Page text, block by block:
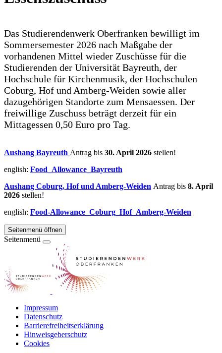
Das Studierendenwerk Oberfranken bewilligt im
Sommersemester 2026 nach Maßgabe der
vorhandenen Mittel wieder Zuschüsse für die
Studierenden der Universität Bayreuth, der
Hochschule für Kirchenmusik, der Hochschulen
Coburg, Hof und Amberg-Weiden sowie aller
dazugehörigen Standorte zum Mensaessen. Der
freiwillige Zuschuss beträgt derzeit für ein
Mittagessen 0,50 Euro pro Tag.
Aushang Bayreuth Antrag bis 30. April 2026 stellen!
english: Food_Allowance_Bayreuth
Aushang Coburg, Hof und Amberg-Weiden Antrag bis 8. April
2026 stellen!
english: Food-Allowance_Coburg_Hof_Amberg-Weiden
Seitenmenü öffnen
Seitenmenü
Impressum
Datenschutz
Barrierefreiheitserklärung
Hinweisgeberschutz
Cookies